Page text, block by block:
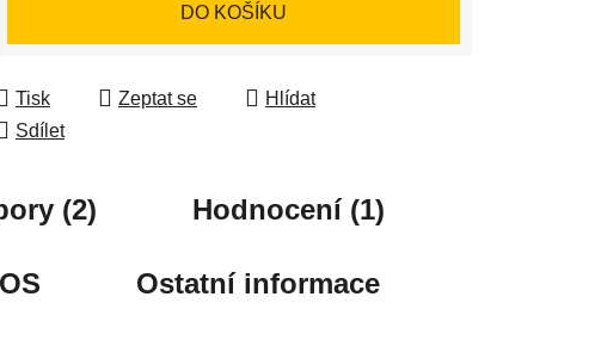
DO KOŠÍKU
Tisk Zeptat se
Hlídat
Sdílet
(2) Hodnocení (1)
Ostatní informace